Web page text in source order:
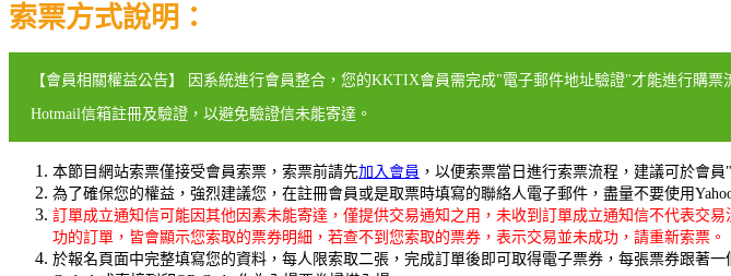
索票方式說明：
【會員相關權益公告】 因系統進行會員整合，您的KKTIX會員需完成"電子郵件地址驗證"才能進行購票
Hotmail信箱註冊及驗證，以避免驗證信未能寄達。
本節目網站索票僅接受會員索票，索票前請先加入會員 ，以便索票當日進行索票流程，建議可於會
為了確保您的權益，強烈建議您，在註冊會員或是取票時填寫的聯絡人電子郵件，盡量不要使用
訂單成立通知信可能因其他因素未能寄達 ，僅提供交易通知之用，未收到訂單成立通知信不代表交
功的訂單，皆會顯示您索取的票券明細，若查不到您索取的票券，表示交易並未成功，請重新索票。
於報名頁面中完整填寫您的資料， 每人限索取二張 ，完成訂單後即可取得電子票券，每張票券跟著